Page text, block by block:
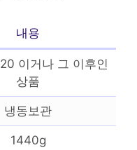
내용
이거나 그 이후인
상품
냉동보관
1440g